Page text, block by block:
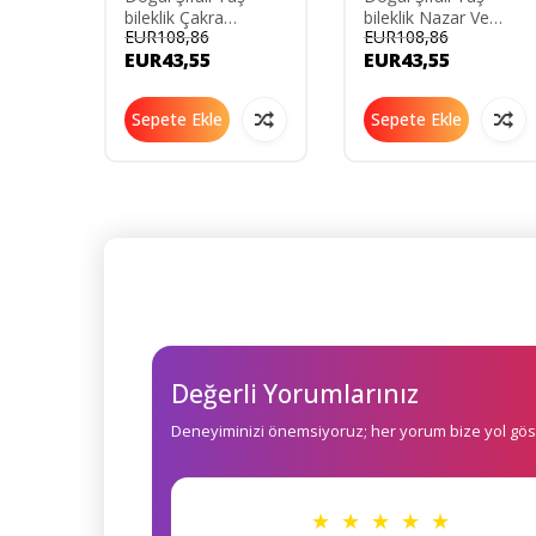
bileklik Çakra
Açmaya Yardımcı
Bilekliği
EUR108,86
EUR43,55
Sepete Ekle
bileklik Nazar Ve
Negatif Insan
Koruma Yardımcı
EUR108,86
EUR43,55
Sepete Ekle
Değerli Yorumlarınız
Deneyiminizi önemsiyoruz; her yorum bize yol
★ ★ ★ ★ ★